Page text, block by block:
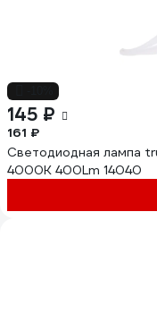
145 ₽
161 ₽
Светодиодная лампа
4000K 400Lm 14040